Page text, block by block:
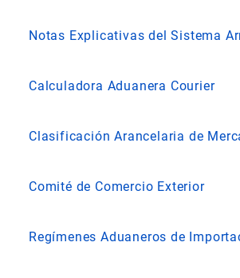
Notas Explicativas del Sistema
Calculadora Aduanera Courier
Clasificación Arancelaria de
Comité de Comercio Exterior
Regímenes Aduaneros de